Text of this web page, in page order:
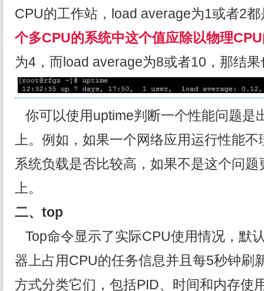
CPU的工作站，load average为1或者2
个多CPU的系统中这个值应除以物理
为4，而load average为8或者10，那结
你可以使用uptime判断一个性能问题是
上。例如，如果一个网络应用运行性能
系统负载是否比较高，如果不是这个问
上。
二、top
Top命令显示了实际CPU使用情况，默
器上占用CPU的任务信息并且每5秒钟刷
方式分类它们，包括PID、时间和内存使